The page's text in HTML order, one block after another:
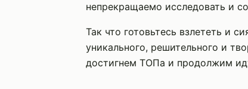
непрекращаемо исследовать и
Так что готовьтесь взлететь и
уникального, решительного и
достигнем ТОПа и продолжим